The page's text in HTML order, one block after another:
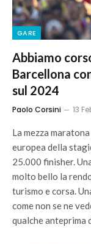
GARE
Abbiamo
Barcellona
sul 2024
Paolo Corsini 13
La mezza
europea della
25.000 finisher.
molto bello la
turismo e corsa.
come non se ne
qualche anteprima